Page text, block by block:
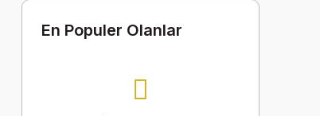
En Populer Olanlar